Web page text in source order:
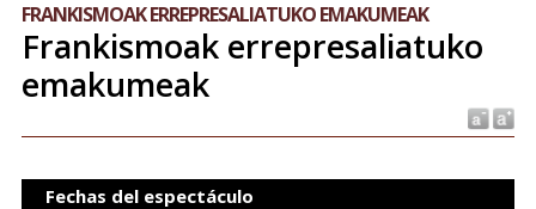
FRANKISMOAK ERREPRESALIATUKO EMAKUMEAK
Frankismoak errepresaliatuko
emakumeak
Fechas del espectáculo